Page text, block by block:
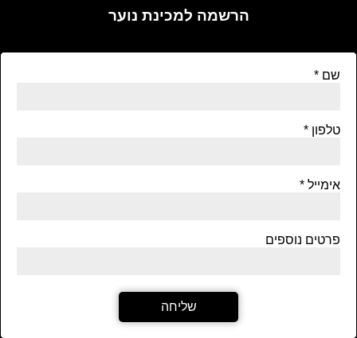
הרשמה למכינת נוער
שם
טלפון
אימייל
פרטים נוספים
שליחה